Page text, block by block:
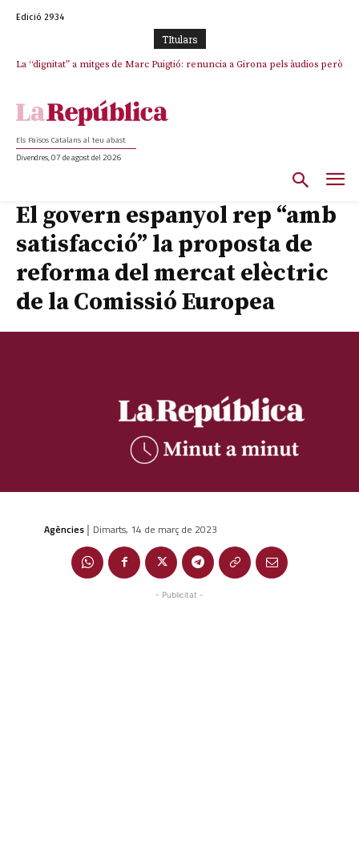
Edició 2934
TItulars
La “dignitat” a mitges de Marc Puigtió: renuncia a Girona pels àudios però
Junts exigeix que Catalunya quedi “fora” del repartiment dels menors
Els Països Catalans al teu abast
Divendres, 07 de agost del 2026
El govern espanyol rep “amb
satisfacció” la proposta de
reforma del mercat elèctric
de la Comissió Europea
Agències | Dimarts, 14 de març de 2023
- Publicitat -